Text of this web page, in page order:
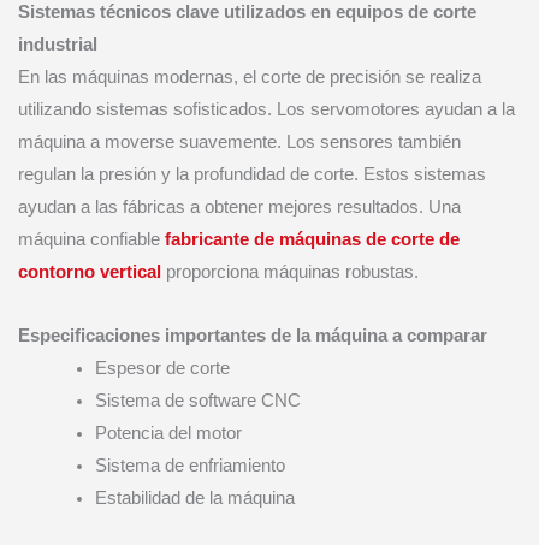
Sistemas técnicos clave utilizados en equipos de corte
industrial
En las máquinas modernas, el corte de precisión se realiza
utilizando sistemas sofisticados. Los servomotores ayudan a la
máquina a moverse suavemente. Los sensores también
regulan la presión y la profundidad de corte. Estos sistemas
ayudan a las fábricas a obtener mejores resultados. Una
máquina confiable fabricante de máquinas de corte de
contorno vertical proporciona máquinas robustas.
Especificaciones importantes de la máquina a comparar
Espesor de corte
Sistema de software CNC
Potencia del motor
Sistema de enfriamiento
Estabilidad de la máquina